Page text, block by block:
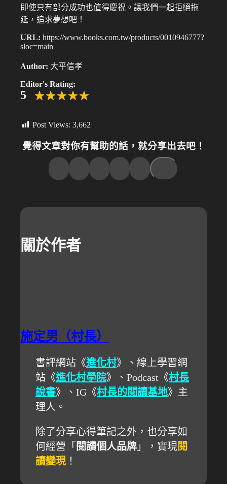
即使只有部分成功也值得慶祝。讓我們一起拒絕拖
延，追求夢想吧！
URL: https://www.books.com.tw/products/0010946777?
sloc=main
Author: 大平信孝
Editor's Rating:
5
Post Views: 3,662
覺得文章對你有幫助的話，就分享出去吧！
關於作者
施定男（村長）
書評網站《進化村》、線上學習網
站《進化村學院》、Podcast《村長
說書》、IG《村長的閱讀基地》主
理人。
除了分享心得筆記之外，也分享如
何經營「 閱讀個人品牌 」，實現閱
讀變現！